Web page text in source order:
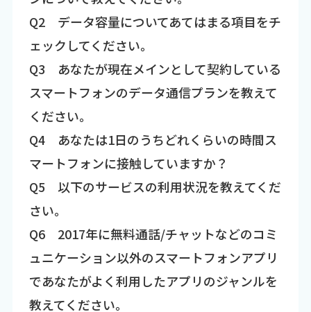
Q2 データ容量についてあてはまる項目をチ
ェックしてください。
Q3 あなたが現在メインとして契約している
スマートフォンのデータ通信プランを教えて
ください。
Q4 あなたは1日のうちどれくらいの時間ス
マートフォンに接触していますか？
Q5 以下のサービスの利用状況を教えてくだ
さい。
Q6 2017年に無料通話/チャットなどのコミ
ュニケーション以外のスマートフォンアプリ
であなたがよく利用したアプリのジャンルを
教えてください。